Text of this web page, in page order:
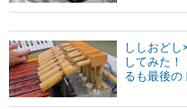
ししおどし
してみた
るも最後の